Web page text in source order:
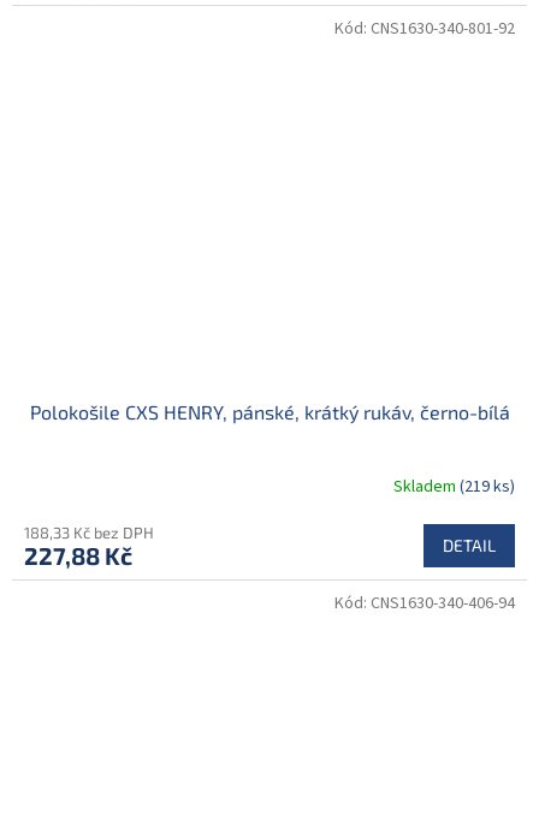
Polokošile CXS HENRY, pánské, krátký rukáv, černo-bílá
Skladem (219 ks)
188,33 Kč bez DPH
227,88 Kč DETAIL
Kód: CNS1630-340-801-92
Kód: CNS1630-340-406-94